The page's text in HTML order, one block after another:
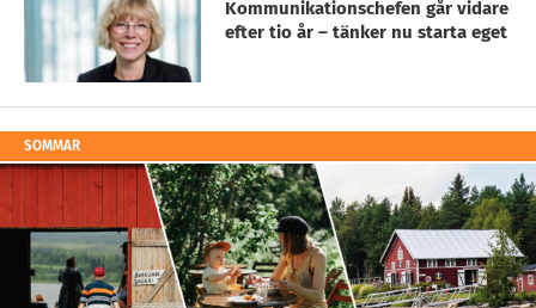
Kommunikationschefen går vidare
efter tio år – tänker nu starta eget
SOMMAR